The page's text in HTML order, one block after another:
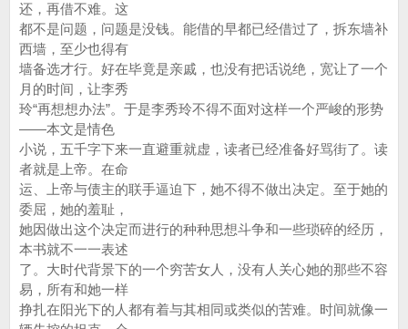
还，再借不难。这
都不是问题，问题是没钱。能借的早都已经借过了，拆东墙补
西墙，至少也得有
墙备选才行。好在毕竟是亲戚，也没有把话说绝，宽让了一个
月的时间，让李秀
玲“再想想办法”。于是李秀玲不得不面对这样一个严峻的形势
——本文是情色
小说，五千字下来一直避重就虚，读者已经准备好骂街了。读
者就是上帝。在命
运、上帝与债主的联手逼迫下，她不得不做出决定。至于她的
委屈，她的羞耻，
她因做出这个决定而进行的种种思想斗争和一些琐碎的经历，
本书就不一一表述
了。大时代背景下的一个穷苦女人，没有人关心她的那些不容
易，所有和她一样
挣扎在阳光下的人都有着与其相同或类似的苦难。时间就像一